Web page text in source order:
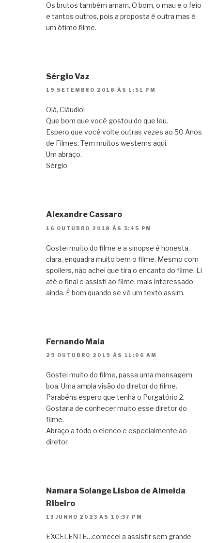
Os brutos também amam, O bom, o mau e o feio
e tantos outros, pois a proposta é outra mas é
um ótimo filme.
Sérgio Vaz
19 SETEMBRO 2018 ÀS 1:51 PM
Olá, Cláudio!
Que bom que você gostou do que leu.
Espero que você volte outras vezes ao 50 Anos
de Filmes. Tem muitos westerns aqui.
Um abraço.
Sérgio
Alexandre Cassaro
16 OUTUBRO 2018 ÀS 5:45 PM
Gostei muito do filme e a sinopse é honesta,
clara, enquadra muito bem o filme. Mesmo com
spoilers, não achei que tira o encanto do filme. Li
até o final e assisti ao filme, mais interessado
ainda. É bom quando se vê um texto assim.
Fernando Maia
29 OUTUBRO 2019 ÀS 11:06 AM
Gostei muito do filme, passa uma mensagem
boa. Uma ampla visão do diretor do filme.
Parabéns espero que tenha o Purgatório 2.
Gostaria de conhecer muito esse diretor do
filme.
Abraço a todo o elenco e especialmente ao
diretor.
Namara Solange Lisboa de Almeida
Ribeiro
13 JUNHO 2023 ÀS 10:37 PM
EXCELENTE…comecei a assistir sem grande